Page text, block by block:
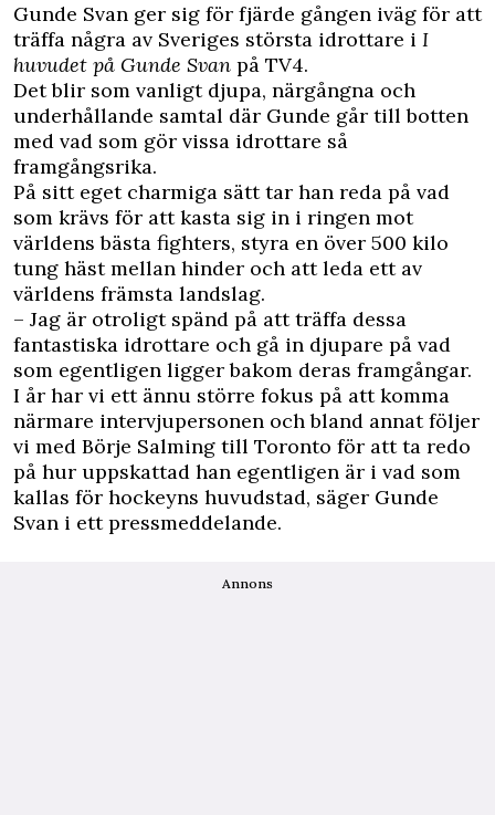
Gunde Svan ger sig för fjärde gången iväg för att
träffa några av Sveriges största idrottare i I
huvudet på Gunde Svan på TV4.
Det blir som vanligt djupa, närgångna och
underhållande samtal där Gunde går till botten
med vad som gör vissa idrottare så
framgångsrika.
På sitt eget charmiga sätt tar han reda på vad
som krävs för att kasta sig in i ringen mot
världens bästa fighters, styra en över 500 kilo
tung häst mellan hinder och att leda ett av
världens främsta landslag.
– Jag är otroligt spänd på att träffa dessa
fantastiska idrottare och gå in djupare på vad
som egentligen ligger bakom deras framgångar.
I år har vi ett ännu större fokus på att komma
närmare intervjupersonen och bland annat följer
vi med Börje Salming till Toronto för att ta redo
på hur uppskattad han egentligen är i vad som
kallas för hockeyns huvudstad, säger Gunde
Svan i ett pressmeddelande.
Annons